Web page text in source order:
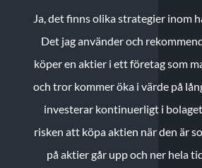
Ja, det finns olika strategier inom
Det jag använder och
köper en aktier i ett företag som
och tror kommer öka i värde på
investerar kontinuerligt i
risken att köpa aktien när den är
på aktier går upp och ner hela